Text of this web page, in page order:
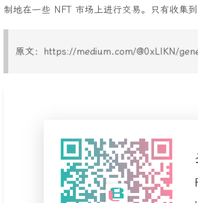
制地在一些 NFT 市场上进行交易。只有收集
原文：https://medium.com/@0xLIKN/